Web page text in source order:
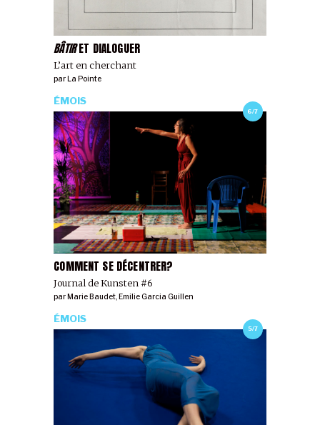
BÂTIRET DIALOGUER
L’art en cherchant
par La Pointe
6/7
COMMENT SE DÉCENTRER?
Journal de Kunsten #6
ÉMOIS
parMarie Baudet,Emilie Garcia Guillen
5/7
ÉMOIS